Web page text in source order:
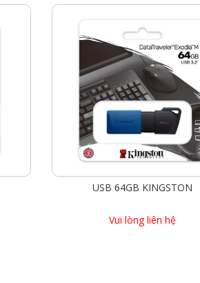
USB 64GB KINGSTON
Vui lòng liên hệ